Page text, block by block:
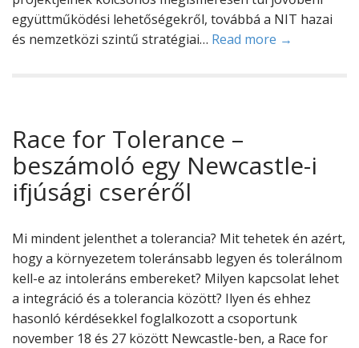
együttműködési lehetőségekről, továbbá a NIT hazai
és nemzetközi szintű stratégiai… Read more →
Race for Tolerance –
beszámoló egy Newcastle-i
ifjúsági cseréről
Mi mindent jelenthet a tolerancia? Mit tehetek én azért,
hogy a környezetem toleránsabb legyen és tolerálnom
kell-e az intoleráns embereket? Milyen kapcsolat lehet
a integráció és a tolerancia között? Ilyen és ehhez
hasonló kérdésekkel foglalkozott a csoportunk
november 18 és 27 között Newcastle-ben, a Race for